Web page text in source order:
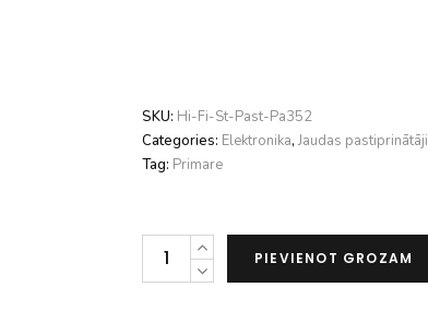
SKU: Hi-Fi-St-Past-Pa352
Categories: Elektronika, Jaudas pastiprinātāji
Tag: Primare
Primare
PIEVIENOT GROZAM